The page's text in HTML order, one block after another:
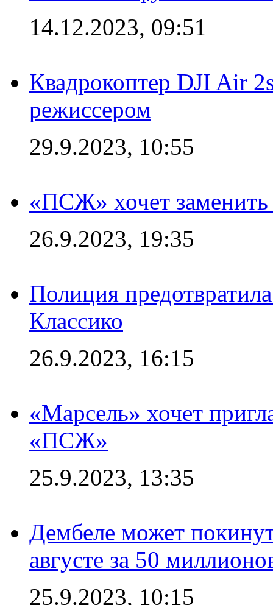
14.12.2023, 09:51
Квадрокоптер DJI Air
режиссером
29.9.2023, 10:55
«ПСЖ» хочет
26.9.2023, 19:35
Полиция
Классико
26.9.2023, 16:15
«Марсель» хочет
«ПСЖ»
25.9.2023, 13:35
Дембеле может
августе за 50
25.9.2023, 10:15